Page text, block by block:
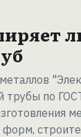
трубы по
форм,